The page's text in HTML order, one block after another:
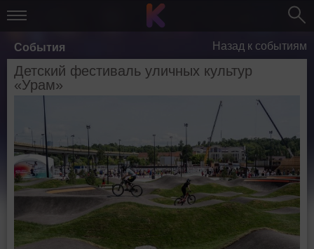
События Назад к событиям
Детский фестиваль уличных культур
«Урам»